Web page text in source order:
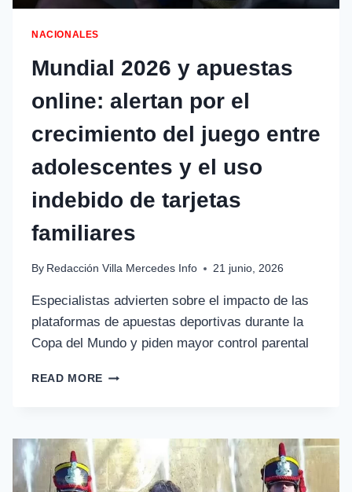
NACIONALES
Mundial 2026 y apuestas
online: alertan por el
crecimiento del juego entre
adolescentes y el uso
indebido de tarjetas
familiares
By Redacción Villa Mercedes Info 21 junio, 2026
Especialistas advierten sobre el impacto de las
plataformas de apuestas deportivas durante la
Copa del Mundo y piden mayor control parental
READ MORE